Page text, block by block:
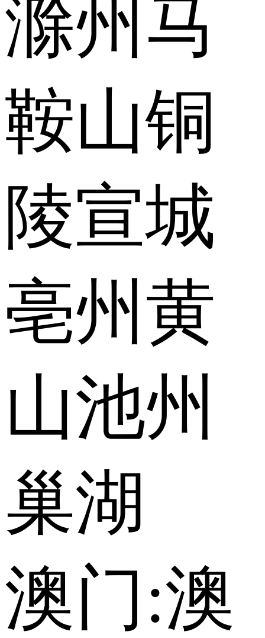
滁州 马
鞍山铜
陵宣城
亳州 黄
山池州
巢湖
澳门:澳